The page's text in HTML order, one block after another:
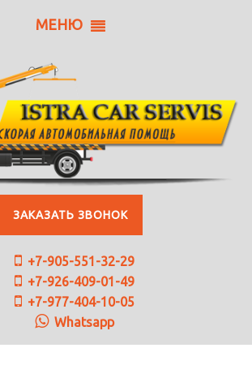
МЕНЮ
ЗАКАЗАТЬ ЗВОНОК
+7-905-551-32-29
+7-926-409-01-49
+7-977-404-10-05
Whatsapp